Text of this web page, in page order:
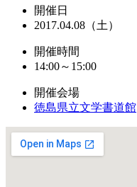
開催日
2017.04.08（土）
開催時間
14:00～15:00
開催会場
徳島県立文学書道館